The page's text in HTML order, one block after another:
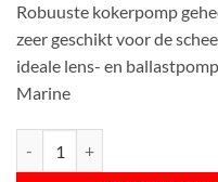
was:
€
Robuuste kokerpomp
zeer geschikt voor de
ideale lens- en
Marine